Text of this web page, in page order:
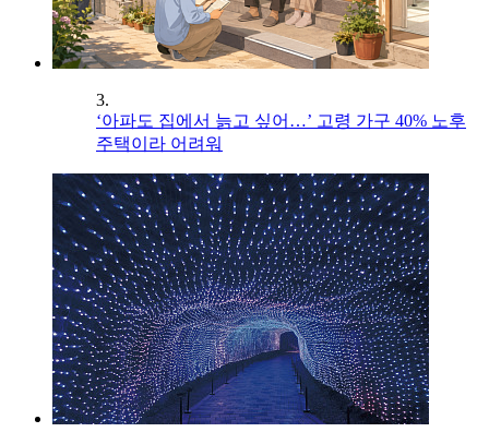
3.
‘아파도 집에서 늙고 싶어…’ 고령 가구 40% 노후
주택이라 어려워